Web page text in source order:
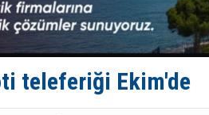
teleferiği Ekim'de